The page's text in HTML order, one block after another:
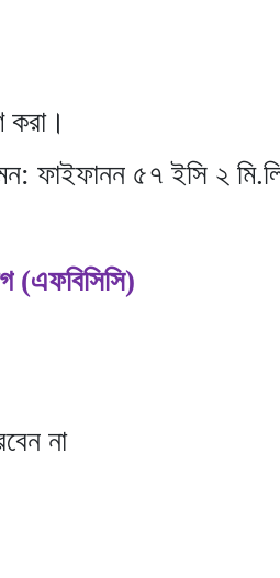
ফাইফানন ৫৭ ইসি ২
(এফবিসিসি)
না